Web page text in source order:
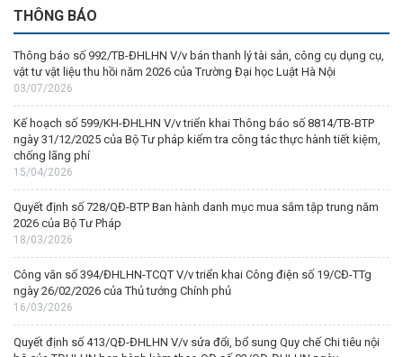
THÔNG BÁO
Thông báo số 992/TB-ĐHLHN V/v bán thanh lý tài sản, công cụ dụng cụ,
vật tư vật liệu thu hồi năm 2026 của Trường Đại học Luật Hà Nội
03/07/2026
Kế hoạch số 599/KH-ĐHLHN V/v triển khai Thông báo số 8814/TB-BTP
ngày 31/12/2025 của Bộ Tư pháp kiểm tra công tác thực hành tiết kiệm,
chống lãng phí
15/04/2026
Quyết định số 728/QĐ-BTP Ban hành danh mục mua sắm tập trung năm
2026 của Bộ Tư Pháp
18/03/2026
Công văn số 394/ĐHLHN-TCQT V/v triển khai Công điện số 19/CĐ-TTg
ngày 26/02/2026 của Thủ tướng Chính phủ
16/03/2026
Quyết định số 413/QĐ-ĐHLHN V/v sửa đổi, bổ sung Quy chế Chi tiêu nội